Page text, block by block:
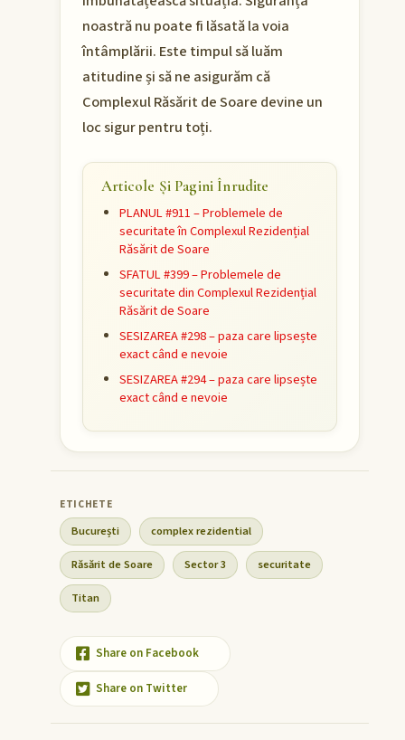
noastră nu poate fi lăsată la voia
întâmplării. Este timpul să luăm
atitudine și să ne asigurăm că
Complexul Răsărit de Soare devine un
loc sigur pentru toți.
Articole Și Pagini Înrudite
PLANUL #911 – Problemele de
securitate în Complexul Rezidențial
Răsărit de Soare
SFATUL #399 – Problemele de
securitate din Complexul Rezidențial
Răsărit de Soare
SESIZAREA #298 – paza care lipsește
exact când e nevoie
SESIZAREA #294 – paza care lipsește
exact când e nevoie
București complex rezidential
Răsărit de Soare Sector 3 securitate
Titan
Share on Facebook
Share on Twitter